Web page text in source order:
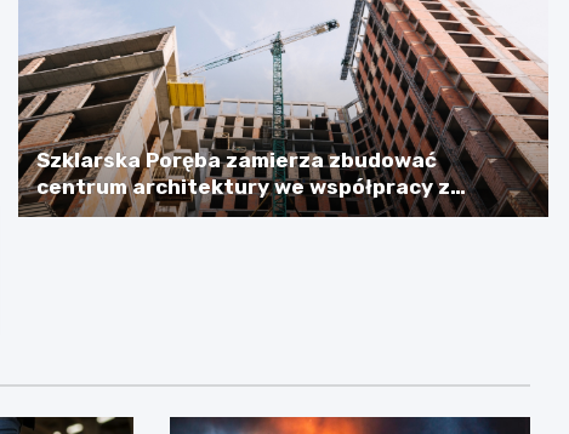
Szklarska Poręba zamierza zbudować
centrum architektury we współpracy z
Niemcami, licząc na dotację w wysokości